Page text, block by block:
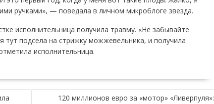
ручками», — поведала в личном микроблоге звезда.
исполнительница получила травму. «Не забывайте
тут подсела на стрижку можжевельника, и получила
исполнительница.
120 миллионов евро за «мотор» «Ливерпуля»: